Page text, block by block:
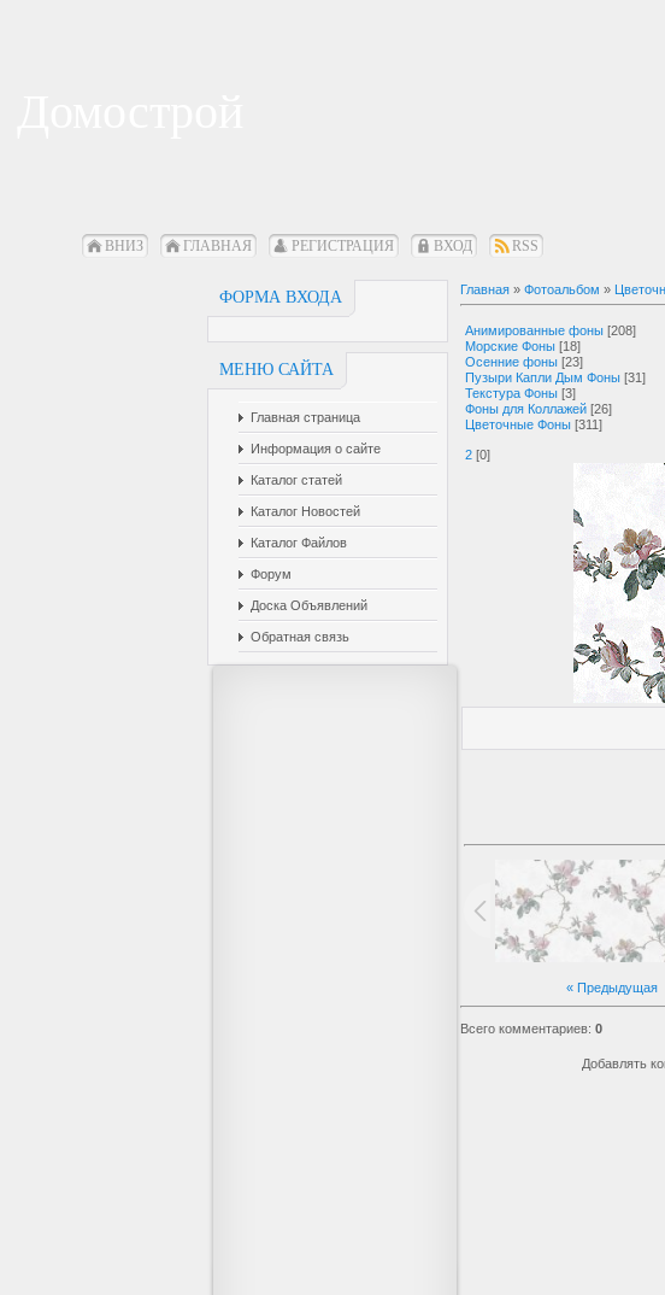
ВНИЗ ГЛАВНАЯ РЕГИСТРАЦИЯ ВХОД RSS
ФОРМА ВХОДА
МЕНЮ САЙТА
Главная страница
Информация о сайте
Каталог статей
Каталог Новостей
Каталог Файлов
Форум
Доска Объявлений
Обратная связь
Главная » Фотоальбом »
Анимированные фоны [208]
Морские Фоны [18]
Осенние фоны [23]
Пузыри Капли Дым Фоны [31]
Текстура Фоны [3]
Фоны для Коллажей [26]
Цветочные Фоны [311]
2 [0]
« Предыдущая
Всего комментариев: 0
Добавлять